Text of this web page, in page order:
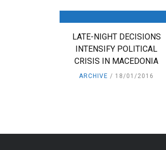
LATE-NIGHT DECISIONS
INTENSIFY POLITICAL
CRISIS IN MACEDONIA
ARCHIVE 18/01/2016